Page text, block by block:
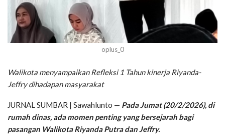
oplus_0
Walikota menyampaikan Refleksi 1 Tahun kinerja Riyanda-
Jeffry dihadapan masyarakat
JURNAL SUMBAR | Sawahlunto — Pada Jumat (20/2/2026), di
rumah dinas, ada momen penting yang bersejarah bagi
pasangan Walikota Riyanda Putra dan Jeffry.